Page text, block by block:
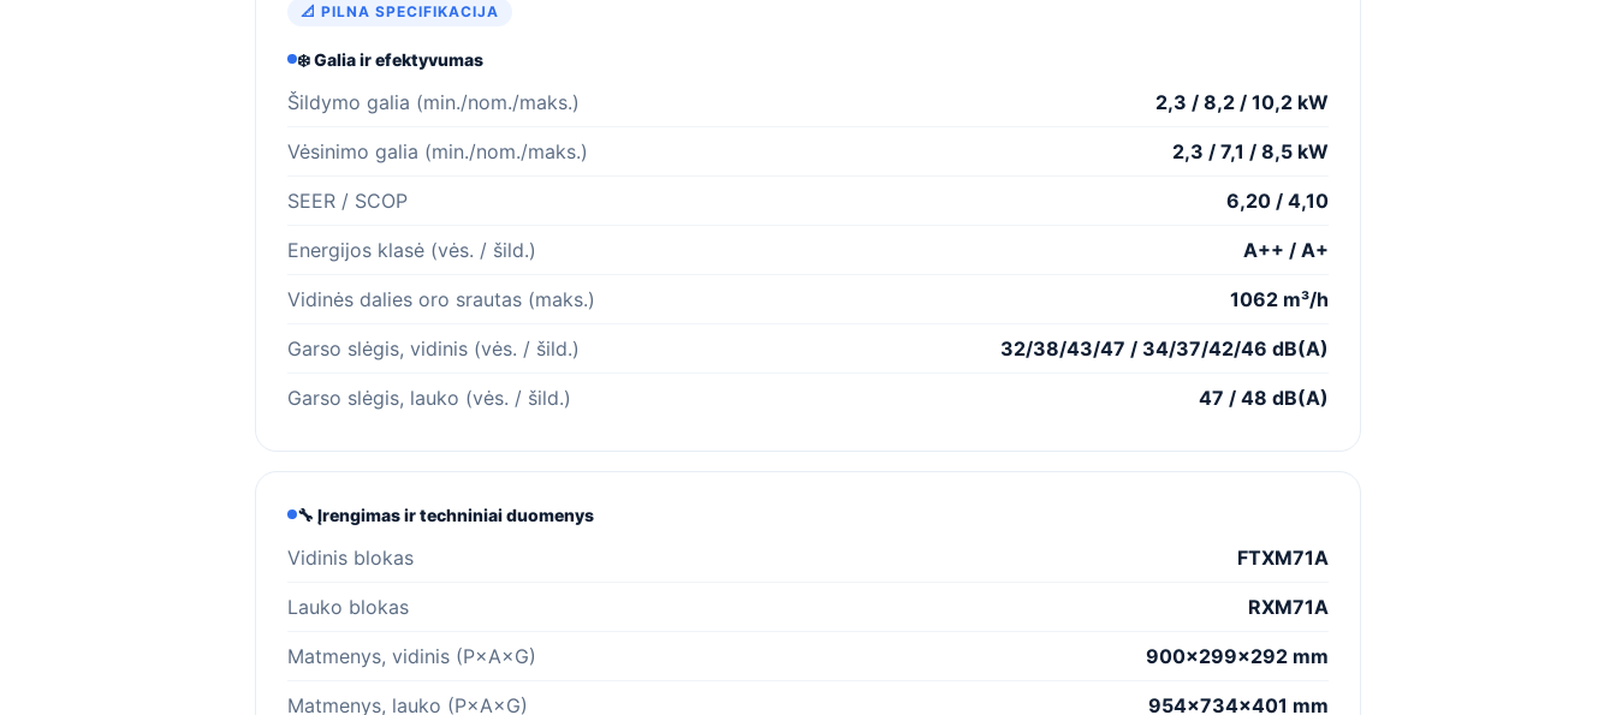
📐 PILNA SPECIFIKACIJA
❄️ Galia ir efektyvumas
Šildymo galia (min./nom./maks.) 2,3 / 8,2 / 10,2 kW
Vėsinimo galia (min./nom./maks.) 2,3 / 7,1 / 8,5 kW
SEER / SCOP 6,20 / 4,10
Energijos klasė (vės. / šild.) A++ / A+
Vidinės dalies oro srautas (maks.) 1062 m³/h
Garso slėgis, vidinis (vės. / šild.) 32/38/43/47 / 34/37/42/46 dB(A)
Garso slėgis, lauko (vės. / šild.) 47 / 48 dB(A)
🔧 Įrengimas ir techniniai duomenys
Vidinis blokas FTXM71A
Lauko blokas RXM71A
Matmenys, vidinis (P×A×G) 900×299×292 mm
Matmenys, lauko (P×A×G) 954×734×401 mm